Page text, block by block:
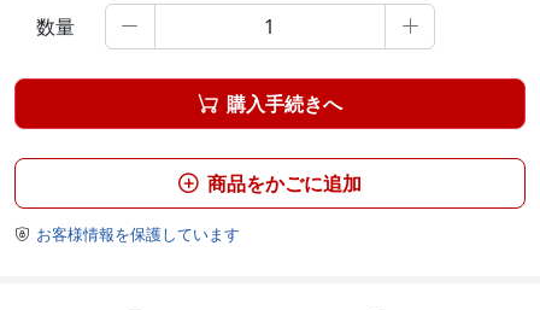
数量  
 購入手続きへ
 商品をかごに追加
 お客様情報を保護しています